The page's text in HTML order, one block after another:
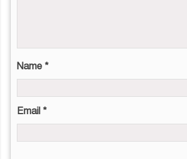
Name *
Email *